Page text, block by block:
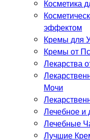
Косметика
эффектом
Кремы для
Кремы от
Лекарства
Мочи
Лечебное и
Лечебные
Лучшие